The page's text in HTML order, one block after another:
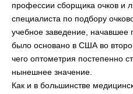
профессии сборщика очков и
специалиста по подбору
учебное заведение, начавшее
было основано в США во
чего оптометрия постепенно
нынешнее значение.
Как и в большинстве